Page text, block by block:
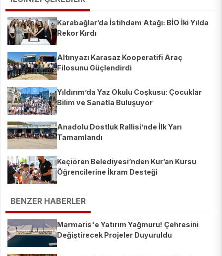
Karabağlar’da İstihdam Atağı: BİO İki Yılda
Rekor Kırdı
Altınyazı Karasaz Kooperatifi Araç
Filosunu Güçlendirdi
Yıldırım’da Yaz Okulu Coşkusu: Çocuklar
Bilim ve Sanatla Buluşuyor
Anadolu Dostluk Rallisi’nde İlk Yarı
Tamamlandı
Keçiören Belediyesi’nden Kur’an Kursu
Öğrencilerine İkram Desteği
BENZER HABERLER
Marmaris'e Yatırım Yağmuru! Çehresini
Değiştirecek Projeler Duyuruldu